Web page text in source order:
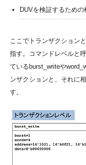
DUVを検証するため
ここでトランザクション
指す。コマンドレベルと
ているburst_writeや
ンザクションと、それに
す。